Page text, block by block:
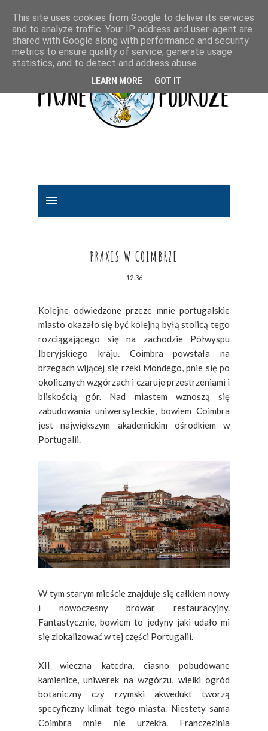
PRAXIS W COIMBRZE
12:36
Kolejne odwiedzone przeze mnie portugalskie
miasto okazało się być kolejną byłą stolicą tego
rozciągającego się na zachodzie Półwyspu
Iberyjskiego kraju. Coimbra powstała na
brzegach wijącej się rzeki Mondego, pnie się po
okolicznych wzgórzach i czaruje przestrzeniami i
bliskością gór. Nad miastem wznoszą się
zabudowania uniwersyteckie, bowiem Coimbra
jest największym akademickim ośrodkiem w
Portugalii.
W tym starym mieście znajduje się całkiem nowy
i nowoczesny browar restauracyjny.
Fantastycznie, bowiem to jedyny jaki udało mi
się zlokalizować w tej części Portugalii.
XII wieczna katedra, ciasno pobudowane
kamienice, uniwerek na wzgórzu, wielki ogród
botaniczny czy rzymski akwedukt tworzą
specyficzny klimat tego miasta. Niestety sama
Coimbra mnie nie urzekła. Franczezinia
This site uses cookies from Google to deliver its services
and to analyze traffic. Your IP address and user-agent are
shared with Google along with performance and security
metrics to ensure quality of service, generate usage
statistics, and to detect and address abuse.
LEARN MORE GOT IT